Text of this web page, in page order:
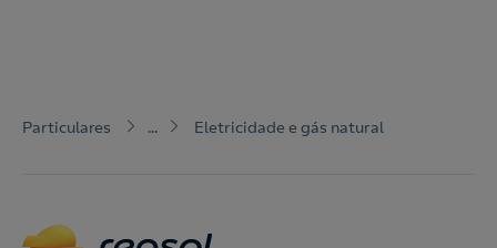
Particulares ... Eletricidade e gás natural